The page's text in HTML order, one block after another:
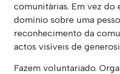
comunitárias. Em vez
domínio sobre uma
reconhecimento da
actos visíveis de
Fazem voluntariado.